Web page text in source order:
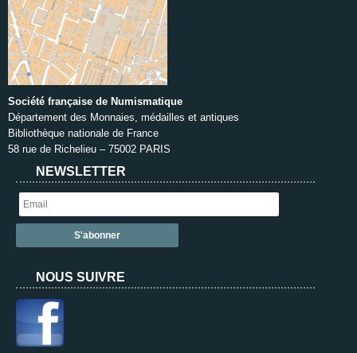
Société française de Numismatique
Département des Monnaies, médailles et antiques
Bibliothèque nationale de France
58 rue de Richelieu – 75002 PARIS
NEWSLETTER
NOUS SUIVRE